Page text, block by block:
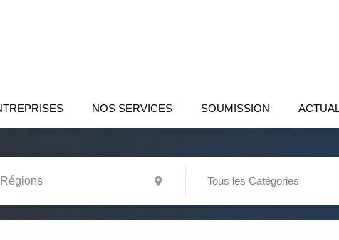
NOS SERVICES SOUMISSION
Tous les Catégories